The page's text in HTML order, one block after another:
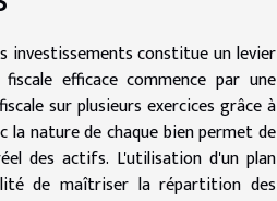
investissements constitue un levier
efficace commence par une
sur plusieurs exercices grâce à
la nature de chaque bien permet de
des actifs. L'utilisation d'un plan
de maîtriser la répartition des